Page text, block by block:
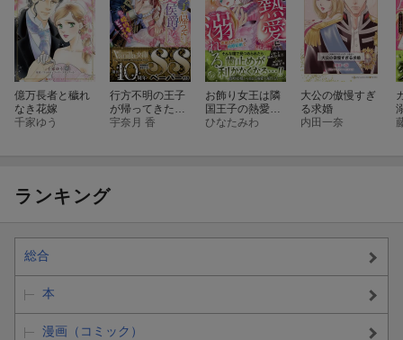
億万長者と穢れ
なき花嫁
千家ゆう
行方不明の王子
が帰ってきたら
溺愛侯爵になっ
宇奈月 香
お飾り女王は隣
国王子の熱愛に
溺れる〜運命の
ひなたみわ
大公の傲慢すぎ
る求婚
内田一奈
ランキング
総合
本
漫画（コミック）